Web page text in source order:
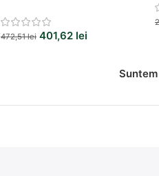
472,51lei 401,62 lei